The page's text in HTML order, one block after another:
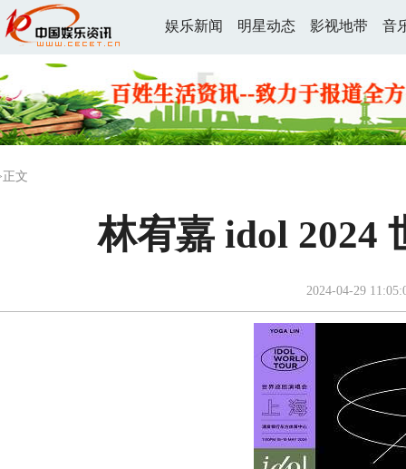
娱乐新闻 明星动态 影视地带 音
文
林宥嘉 idol 2024
2024-04-29